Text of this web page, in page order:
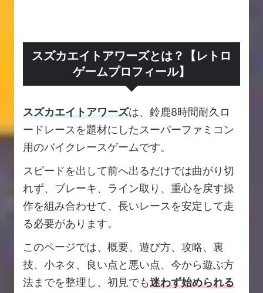
スズカエイトアワーズとは？【レトロ
ゲームプロフィール】
スズカエイトアワーズは、鈴鹿8時間耐久ロ
ードレースを題材にしたスーパーファミコン
用のバイクレースゲームです。
スピードを出して前へ出るだけでは曲がり切
れず、ブレーキ、ライン取り、重心を戻す操
作を組み合わせて、長いレースを安定して走
る必要があります。
このページでは、概要、遊び方、攻略、裏
技、小ネタ、良い点と悪い点、今から遊ぶ方
法までを整理し、初見でも迷わず始められる